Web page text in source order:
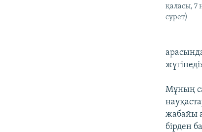
қаласы, 7
сурет)
Мұның
жабайы
бірден